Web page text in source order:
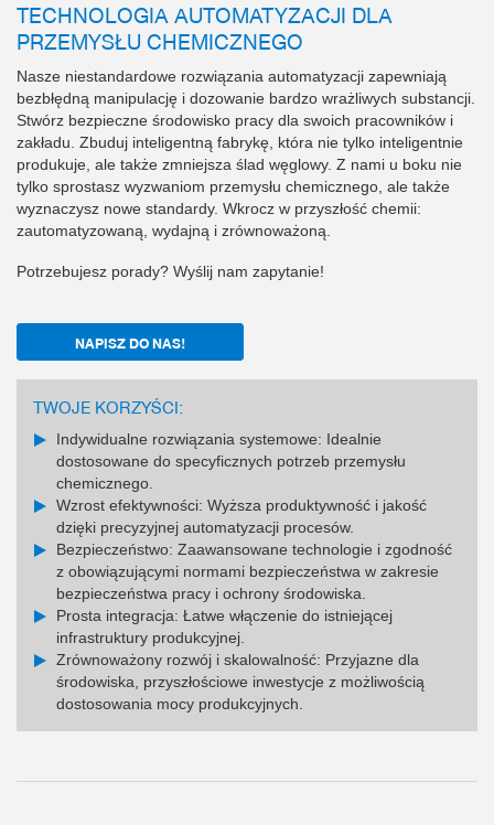
TECHNOLOGIA AUTOMATYZACJI DLA
PRZEMYSŁU CHEMICZNEGO
Nasze niestandardowe rozwiązania automatyzacji zapewniają
bezbłędną manipulację i dozowanie bardzo wrażliwych substancji.
Stwórz bezpieczne środowisko pracy dla swoich pracowników i
zakładu. Zbuduj inteligentną fabrykę, która nie tylko inteligentnie
produkuje, ale także zmniejsza ślad węglowy. Z nami u boku nie
tylko sprostasz wyzwaniom przemysłu chemicznego, ale także
wyznaczysz nowe standardy. Wkrocz w przyszłość chemii:
zautomatyzowaną, wydajną i zrównoważoną.
Potrzebujesz porady? Wyślij nam zapytanie!
NAPISZ DO NAS!
TWOJE KORZYŚCI:
Indywidualne rozwiązania systemowe: Idealnie
dostosowane do specyficznych potrzeb przemysłu
chemicznego.
Wzrost efektywności: Wyższa produktywność i jakość
dzięki precyzyjnej automatyzacji procesów.
Bezpieczeństwo: Zaawansowane technologie i zgodność
z obowiązującymi normami bezpieczeństwa w zakresie
bezpieczeństwa pracy i ochrony środowiska.
Prosta integracja: Łatwe włączenie do istniejącej
infrastruktury produkcyjnej.
Zrównoważony rozwój i skalowalność: Przyjazne dla
środowiska, przyszłościowe inwestycje z możliwością
dostosowania mocy produkcyjnych.